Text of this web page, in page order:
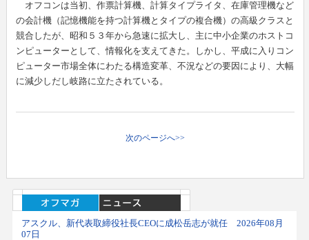
オフコンは当初、作票計算機、計算タイプライタ、在庫管理機など
の会計機（記憶機能を持つ計算機とタイプの複合機）の高級クラスと
競合したが、昭和５３年から急速に拡大し、主に中小企業のホストコ
ンピューターとして、情報化を支えてきた。しかし、平成に入りコン
ピューター市場全体にわたる構造変革、不況などの要因により、大幅
に減少しだし岐路に立たされている。
次のページへ>>
アスクル、新代表取締役社長CEOに成松岳志が就任 2026年08月
07日